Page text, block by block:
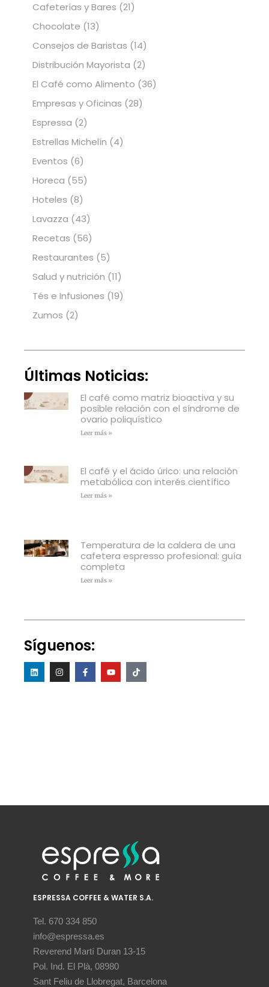
Cafeterías y Bares (21)
Chocolate (13)
Consejos de Baristas (14)
Distribución Mayorista (2)
El Café como Alimento (36)
Empresas y Oficinas (28)
Espressa (2)
Estrellas Michelín (4)
Eventos (6)
Horeca (55)
Hoteles (8)
Lavazza (43)
Recetas (56)
Restaurantes (5)
Salud y nutrición (11)
Tés e Infusiones (19)
Zumos (2)
Últimas Noticias:
El café como matriz bioactiva y su
posible relación con el síndrome de
ovario poliquístico
Leer más »
El café y el ácido úrico: una relación
metabólica con interés científico
Leer más »
Temperatura de la caldera de una
cafetera espresso profesional: guía
completa
Leer más »
Síguenos:
ESPRESSA COFFEE & WATER S.A.
Tel. 670 334 850
info@espressa.es
Reverend Martí Duran 13-15
Pol. Ind. El Plà, 08980
Sant Feliu de Llobregat, Barcelona